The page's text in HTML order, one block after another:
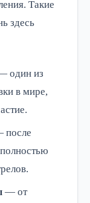
Такие
здесь
один из
в мире,
после
— от